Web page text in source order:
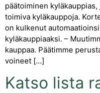
päätoiminen
toimiva kyläkauppoja.
on kulkenut
kyläkauppiaaksi. –
kauppaa. Päätimme
voineet […]
Katso lista